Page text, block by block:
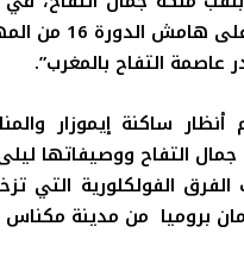
الخميس الماضي
أنظار ساكنة إيموزار
جمال التفاح ووصيفاتها
الفرق الفولكلورية التي
بروميا من مدينة